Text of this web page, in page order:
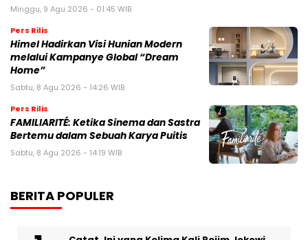
Minggu, 9 Agu 2026 - 01:45 WIB
Pers Rilis
Himel Hadirkan Visi Hunian Modern
melalui Kampanye Global “Dream
Home”
Sabtu, 8 Agu 2026 - 14:26 WIB
Pers Rilis
FAMILIARITÉ: Ketika Sinema dan Sastra
Bertemu dalam Sebuah Karya Puitis
Sabtu, 8 Agu 2026 - 14:19 WIB
BERITA POPULER